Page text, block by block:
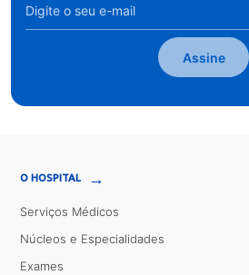
Assine
O HOSPITAL →
Serviços Médicos
Núcleos e Especialidades
Exames